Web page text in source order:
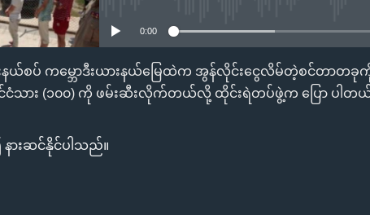
0:00
နယ်စပ် ကမ္ဘောဒီးယားနယ်မြေထဲက အွန်လိုင်းငွေလိမ်တဲ့စင်တာတခုကို ဗု
င်ငံသား (၁၀၀) ကို ဖမ်းဆီးလိုက်တယ်လို့ ထိုင်းရဲတပ်ဖွဲ့က ပြော ပါတ
ားဆင်နိုင်ပါသည်။